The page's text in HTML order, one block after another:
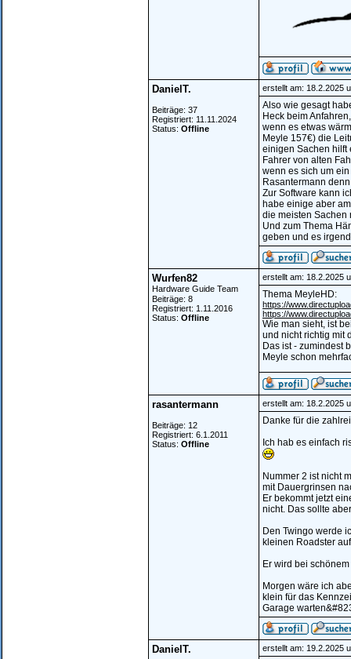
DanielT.
Beiträge: 37
Registriert: 11.11.2024
Status: Offline
erstellt am: 18.2.2025
Also wie gesagt
Heck beim
wenn es etwas
Meyle 157€) die
einigen Sachen hilft
Fahrer von alten
wenn es sich um
Rasantermann
Zur Software kann
habe einige aber
die meisten Sachen
Und zum Thema
geben und es
Wurfen82
Hardware Guide Team
Beiträge: 8
Registriert: 1.11.2016
Status: Offline
erstellt am: 18.2.2025
Thema MeyleHD:
https://
https://
Wie man sieht, ist
und nicht richtig mit
Das ist - zumindest
Meyle schon
rasantermann
Beiträge: 12
Registriert: 6.1.2011
Status: Offline
erstellt am: 18.2.2025
Danke für die
Ich hab es einfach
Nummer 2 ist nicht
mit Dauergrinsen
Er bekommt jetzt
nicht. Das sollte
Den Twingo werde
kleinen Roadster
Er wird bei
Morgen wäre ich
klein für das
Garage
DanielT. erstellt am: 19.2.2025